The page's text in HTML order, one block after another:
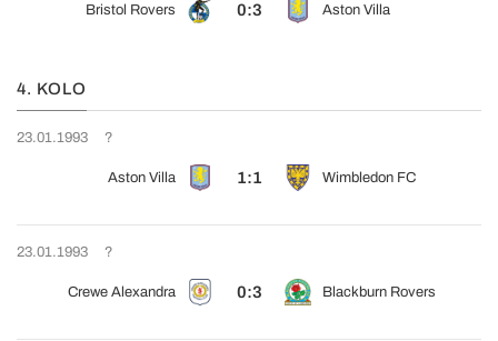
Bristol Rovers 0:3 Aston Villa
4. KOLO
23.01.1993 ?
Aston Villa 1:1 Wimbledon FC
23.01.1993 ?
Crewe Alexandra 0:3 Blackburn Rovers